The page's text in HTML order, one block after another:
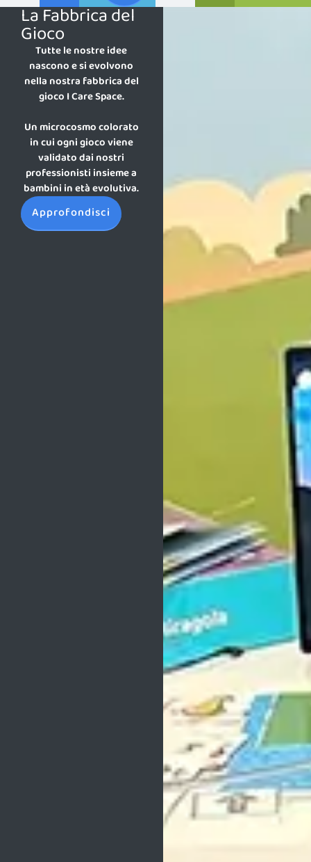
La Fabbrica del
Gioco
Tutte le nostre idee
nascono e si evolvono
nella nostra fabbrica del
gioco I Care Space.
Un microcosmo colorato
in cui ogni gioco viene
validato dai nostri
professionisti insieme a
bambini in età evolutiva.
Approfondisci